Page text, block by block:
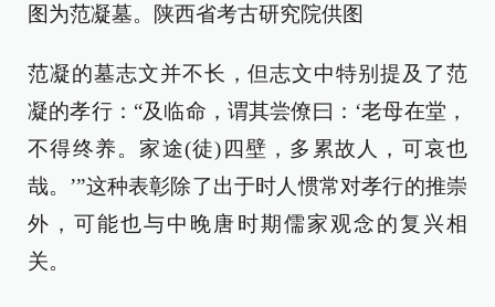
图为范凝墓。陕西省考古研究院供图
范凝的墓志文并不长，但志文中特别提及了范
凝的孝行：“及临命，谓其尝僚曰：‘老母在堂，
不得终养。家途(徒)四壁，多累故人，可哀也
哉。’”这种表彰除了出于时人惯常对孝行的推崇
外，可能也与中晚唐时期儒家观念的复兴相
关。